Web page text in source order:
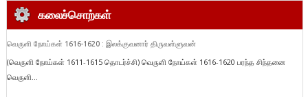
கலைச்சொற்கள்
வெருளி நோய்கள் 1616-1620 : இலக்குவனார் திருவள்ளுவன்
(வெருளி நோய்கள் 1611-1615 தொடர்ச்சி) வெருளி நோய்கள் 1616-1620 பரந்த சிந்தனை
வெருளி...